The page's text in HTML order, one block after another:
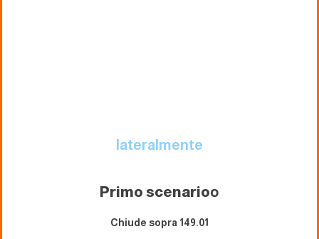
lateralmente
Primo scenarioo
Chiude sopra 149.01